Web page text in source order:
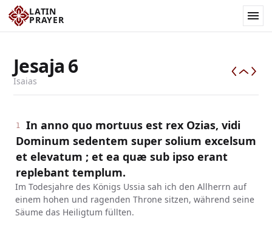
LATIN
PRAYER
Jesaja6
Isaias
1
In anno quo mortuus est rex Ozias, vidi
Dominum sedentem super solium excelsum
et elevatum ; et ea quæ sub ipso erant
replebant templum.
Im Todesjahre des Königs Ussia sah ich den Allherrn auf
einem hohen und ragenden Throne sitzen, während seine
Säume das Heiligtum füllten.